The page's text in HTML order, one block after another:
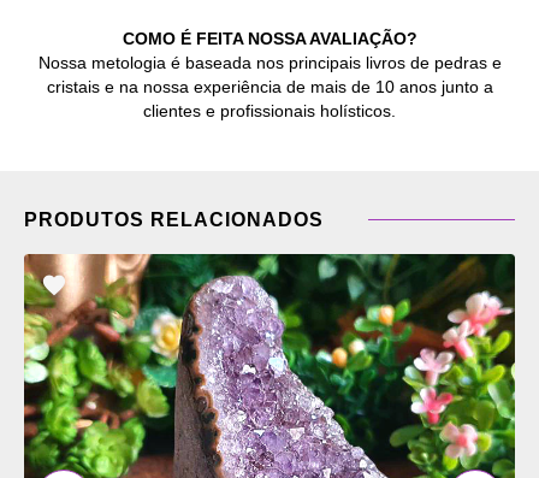
COMO É FEITA NOSSA AVALIAÇÃO?
Nossa metologia é baseada nos principais livros de pedras e
cristais e na nossa experiência de mais de 10 anos junto a
clientes e profissionais holísticos.
PRODUTOS RELACIONADOS
ADICIONAR
OS
FAVORITOS